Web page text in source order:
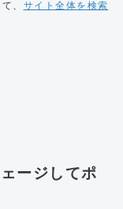
、 サイト全体を検索
ージしてポ